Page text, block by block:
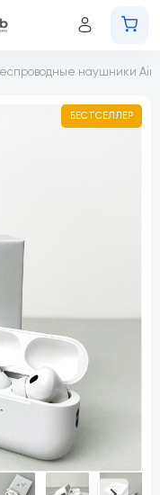
наушники Air
БЕСТСЕЛЛЕР